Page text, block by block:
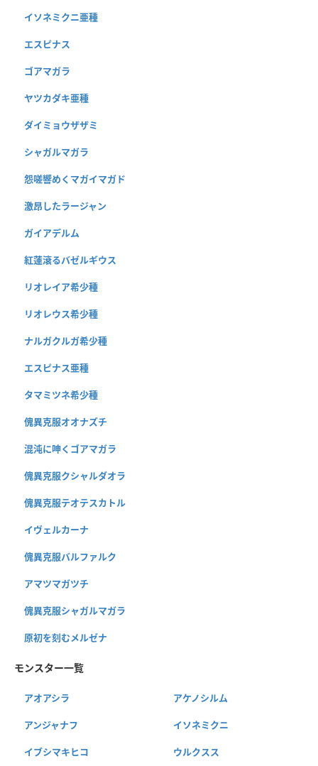
イソネミクニ亜種
エスピナス
ゴアマガラ
ヤツカダキ亜種
ダイミョウザザミ
シャガルマガラ
怨嗟響めくマガイマガド
激昂したラージャン
ガイアデルム
紅蓮滾るバゼルギウス
リオレイア希少種
リオレウス希少種
ナルガクルガ希少種
エスピナス亜種
タマミツネ希少種
傀異克服オオナズチ
混沌に呻くゴアマガラ
傀異克服クシャルダオラ
傀異克服テオテスカトル
イヴェルカーナ
傀異克服バルファルク
アマツマガツチ
傀異克服シャガルマガラ
原初を刻むメルゼナ
モンスター一覧
アオアシラ アケノシルム
アンジャナフ イソネミクニ
イブシマキヒコ ウルクスス